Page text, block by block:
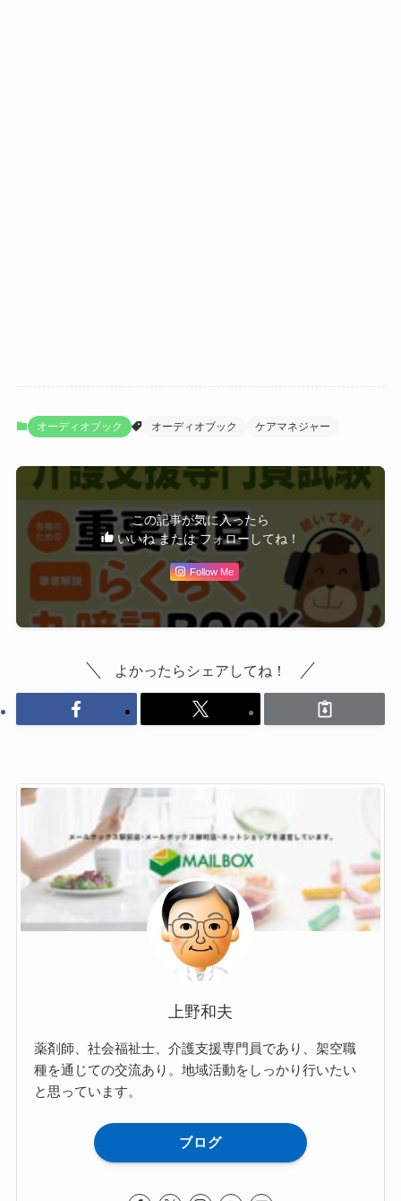
オーディオブック オーディオブック ケアマネジャー
この記事が気に入ったら
いいね または フォローしてね！
Follow Me
よかったらシェアしてね！
上野和夫
薬剤師、社会福祉士、介護支援専門員であり、架空職
種を通じての交流あり。地域活動をしっかり行いたい
と思っています。
ブログ